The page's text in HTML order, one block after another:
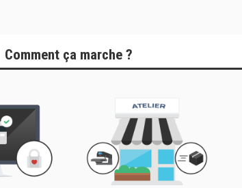
Comment ça marche ?